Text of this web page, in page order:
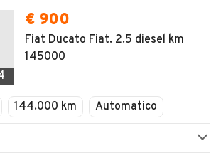
€ 900
Fiat Ducato Fiat. 2.5 diesel km
145000
144.000 km Automatico